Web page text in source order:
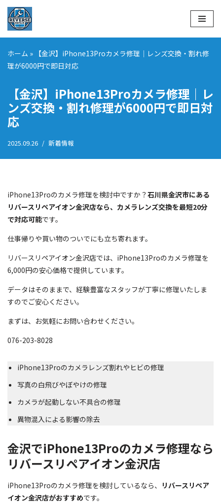
コ
ン
テ
ン
キ
ッ
ホーム » 【金沢】iPhone13Proカメラ修理｜レンズ交換・割れ修
理が6000円で即日対応
【金沢】iPhone13Proカメラ修理｜レ
ンズ交換・割れ修理が6000円で即日対
応
2025.09.26 新着情報
iPhone13Proのカメラ修理を検討中ですか？石川県金沢市にある
リバースリペアイオン金沢店なら、カメラレンズ交換を最短20分
で対応可能です。
仕事帰りや買い物のついでにも立ち寄れます。
リバースリペアイオン金沢店では、iPhone13Proのカメラ修理を
6,000円の安心価格で提供しています。
データはそのままで、経験豊富なスタッフが丁寧に修理いたしま
すのでご安心ください。
まずは、お気軽にお問い合わせください。
076-203-8028
iPhone13Proのカメラレンズ割れやヒビの修理
写真の白飛びやぼやけの修理
カメラが起動しない不具合の修理
異物混入による影響の除去
金沢でiPhone13Proのカメラ修理なら
リバースリペアイオン金沢店
iPhone13Proのカメラ修理を検討しているなら、
リバースリペア
イオン金沢店がおすすめです。